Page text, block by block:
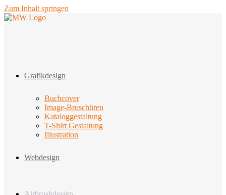
Zum Inhalt springen
Grafikdesign
Buchcover
Image-Broschüren
Kataloggestaltung
T-Shirt Gestaltung
Illustration
Webdesign